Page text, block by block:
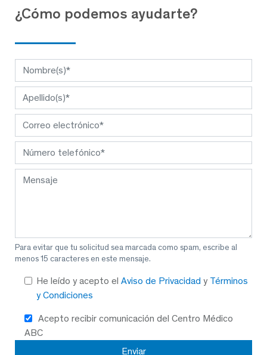
¿Cómo podemos ayudarte?
Para evitar que tu solicitud sea marcada como spam, escribe al
menos 15 caracteres en este mensaje.
He leído y acepto el Aviso de Privacidad y Términos
y Condiciones
Acepto recibir comunicación del Centro Médico
ABC